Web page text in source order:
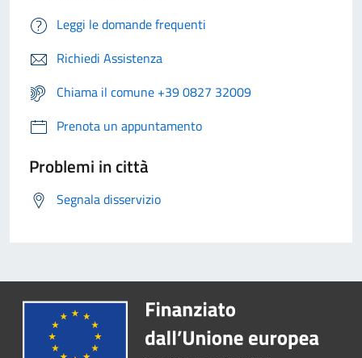
Leggi le domande frequenti
Richiedi Assistenza
Chiama il comune +39 0827 32009
Prenota un appuntamento
Problemi in città
Segnala disservizio